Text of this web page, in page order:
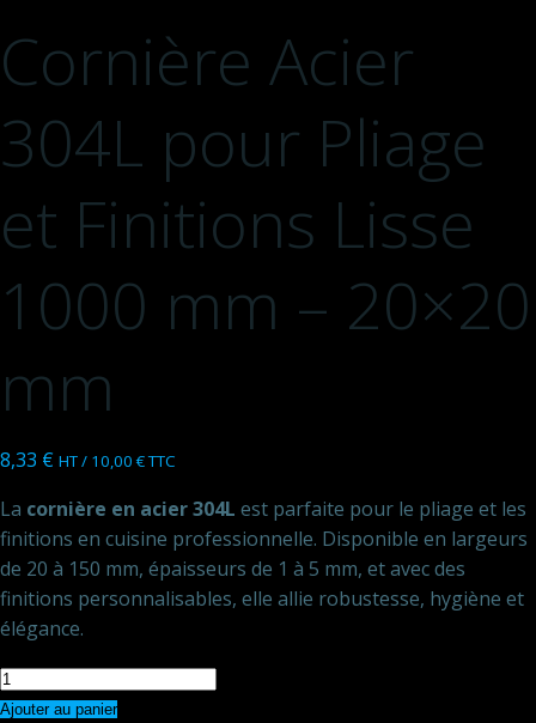
Cornière Acier
304L pour Pliage
et Finitions Lisse
1000 mm – 20×20
mm
8,33 € HT / 10,00€TTC
La cornière en acier 304L est parfaite pour le pliage et les
finitions en cuisine professionnelle. Disponible en largeurs
de 20 à 150 mm, épaisseurs de 1 à 5 mm, et avec des
finitions personnalisables, elle allie robustesse, hygiène et
élégance.
quantité
de
Ajouter au panier